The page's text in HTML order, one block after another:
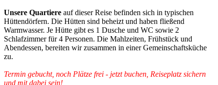
Unsere Quartiere auf dieser Reise befinden sich in typischen
Hüttendörfern. Die Hütten sind beheizt und haben fließend
Warmwasser. Je Hütte gibt es 1 Dusche und WC sowie 2
Schlafzimmer für 4 Personen. Die Mahlzeiten, Frühstück und
Abendessen, bereiten wir zusammen in einer Gemeinschaftsküche
zu.
Termin gebucht, noch Plätze frei - jetzt buchen, Reiseplatz sichern
und mit dabei sein!